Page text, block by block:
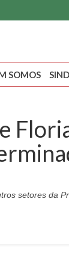
SOMOS
setores da